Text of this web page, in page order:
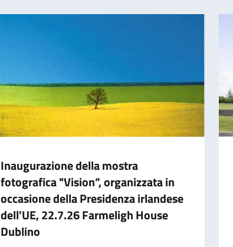
Inaugurazione della mostra
fotografica "Vision”, organizzata in
occasione della Presidenza irlandese
dell'UE, 22.7.26 Farmeligh House
Dublino